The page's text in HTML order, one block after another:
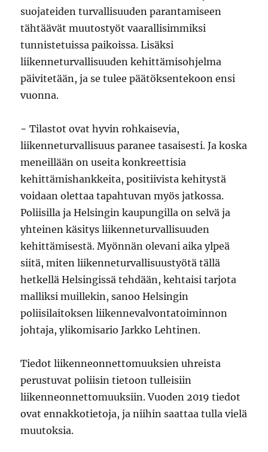
suojateiden turvallisuuden parantamiseen
tähtäävät muutostyöt vaarallisimmiksi
tunnistetuissa paikoissa. Lisäksi
liikenneturvallisuuden kehittämisohjelma
päivitetään, ja se tulee päätöksentekoon ensi
vuonna.
− Tilastot ovat hyvin rohkaisevia,
liikenneturvallisuus paranee tasaisesti. Ja koska
meneillään on useita konkreettisia
kehittämishankkeita, positiivista kehitystä
voidaan olettaa tapahtuvan myös jatkossa.
Poliisilla ja Helsingin kaupungilla on selvä ja
yhteinen käsitys liikenneturvallisuuden
kehittämisestä. Myönnän olevani aika ylpeä
siitä, miten liikenneturvallisuustyötä tällä
hetkellä Helsingissä tehdään, kehtaisi tarjota
malliksi muillekin, sanoo Helsingin
poliisilaitoksen liikennevalvontatoiminnon
johtaja, ylikomisario Jarkko Lehtinen.
Tiedot liikenneonnettomuuksien uhreista
perustuvat poliisin tietoon tulleisiin
liikenneonnettomuuksiin. Vuoden 2019 tiedot
ovat ennakkotietoja, ja niihin saattaa tulla vielä
muutoksia.